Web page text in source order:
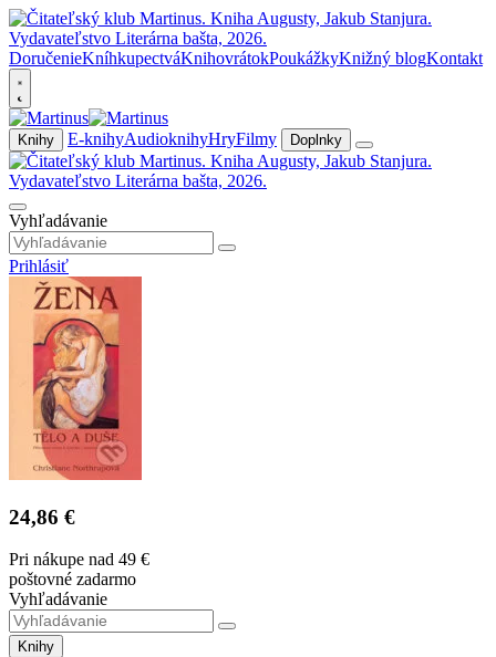
DoručenieKníhkupectváKnihovrátokPoukážkyKnižný blogKontakt
Knihy E-knihyAudioknihyHryFilmy Doplnky
Vyhľadávanie
Prihlásiť
24,86 €
Pri nákupe nad 49 €
poštovné zadarmo
Vyhľadávanie
Knihy